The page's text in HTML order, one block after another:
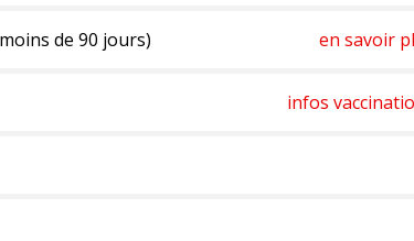
de 90 jours) en savoir
infos